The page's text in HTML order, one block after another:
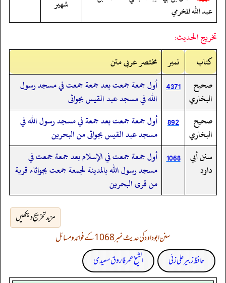
عبد الله المخرمي
شهير
تخريج الحديث:
کتاب
نمبر
مختصر عربی متن
صحيح
البخاري
4371 أول جمعة جمعت بعد جمعة جمعت في مسجد رسول
الله في مسجد عبد القيس بجواثى
صحيح
البخاري
892
أول جمعة جمعت بعد جمعة في مسجد رسول الله في
مسجد عبد القيس بجواثى من البحرين
سنن أبي
داود
1068 أول جمعة جمعت في الإسلام بعد جمعة جمعت في
مسجد رسول الله بالمدينة لجمعة جمعت بجواثاء قرية
من قرى البحرين
مزید تخریج دیکھیں
سنن ابوداود کی حدیث نمبر 1068 کے فوائد و مسائل
حافظ زبیر علی زئی
الشیخ عمر فاروق سعیدی